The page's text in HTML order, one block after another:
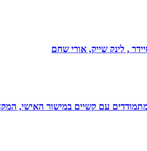
, לינק שייק, אורי שחם